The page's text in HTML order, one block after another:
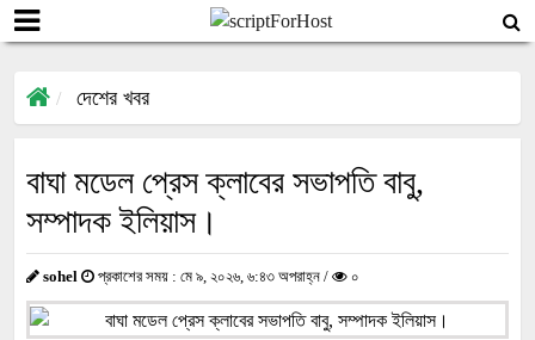
দেশের খবর
বাঘা মডেল প্রেস ক্লাবের সভাপতি বাবু,
সম্পাদক ইলিয়াস।
sohel প্রকাশের সময় : মে ৯, ২০২৬, ৬:৪৩ অপরাহ্ন / ০